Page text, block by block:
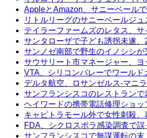
AppleとAmazon、サニーベール
リトルリーグのサニーベールジ
テイラーファームズのレタス、
サンタローザで子ども誘拐未遂
サンノゼ南部で野生のイノシシ
サウサリート市マネージャー、
VTA、シリコンバレーでワール
デルタ航空、ロサンゼルス-マニ
サンフランシスコのレストラン
ヘイワードの携帯電話修理ショ
キャピトラモール外で女性刺殺、
FDA、シクロスポラ感染調査で
サンフランシスコで無謀運転の